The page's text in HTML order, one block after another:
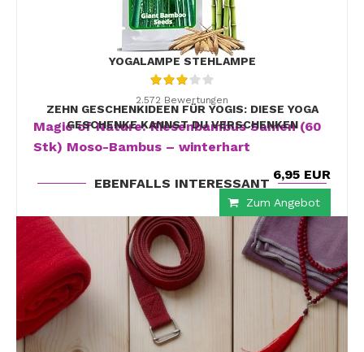
2.572 Bewertungen
Magic of Nature: Riesenbambus Samen (60
Stk) Moso-Bambus – winterhart
6,95 EUR
Zum Angebot
vorheriger Beitrag
YOGALAMPE STEHLAMPE
nächster Beitrag
ZEHN GESCHENKIDEEN FÜR YOGIS: DIESE YOGA
GESCHENKE KANNST DU VERSCHENKEN
EBENFALLS INTERESSANT